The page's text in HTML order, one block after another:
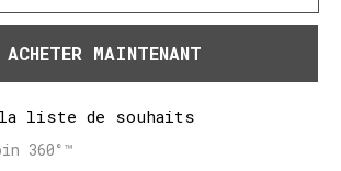
ACHETER MAINTENANT
liste de souhaits
360°™